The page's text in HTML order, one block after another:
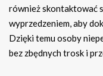
również skontaktować
wyprzedzeniem, aby
Dzięki temu osoby
bez zbędnych trosk i